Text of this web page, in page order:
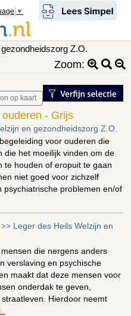
▼
Z.O.
Zoom:
op kaart
- Grijs
en gezondheidszorg Z.O.
voor ouderen die
die het moeilijk vinden om de
te houden of eropuit te gaan
niet goed voor zichzelf
psychiatrische problemen en/of
>> Leger des Heils Welzijn en
die nergens anders
verslaving en psychische
maakt dat deze mensen voor
onderdak te geven,
Hierdoor neemt